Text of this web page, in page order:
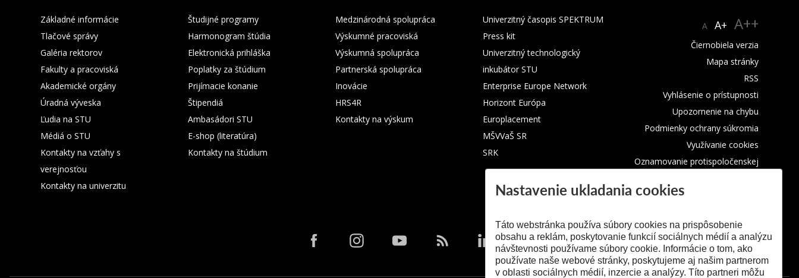
Základné informácie
Tlačové správy
Galéria rektorov
Fakulty a pracoviská
Akademické orgány
Úradná výveska
Ľudia na STU
Médiá o STU
Kontakty na vzťahy s
verejnosťou
Kontakty na univerzitu
Študijné programy
Harmonogram štúdia
Elektronická prihláška
Poplatky za štúdium
Prijímacie konanie
Štipendiá
Ambasádori STU
E-shop (literatúra)
Kontakty na štúdium
Medzinárodná spolupráca
Výskumné pracoviská
Výskumná spolupráca
Partnerská spolupráca
Inovácie
HRS4R
Kontakty na výskum
Univerzitný časopis SPEKTRUM
Press kit
Univerzitný technologický
inkubátor STU
Enterprise Europe Network
Horizont Európa
Europlacement
MŠVVaŠ SR
SRK
A A+ A++
Čiernobiela verzia
Mapa stránky
RSS
Vyhlásenie o prístupnosti
Upozornenie na chybu
Podmienky ochrany súkromia
Využívanie cookies
Oznamovanie protispoločenskej
Nastavenie ukladania cookies
Táto webstránka používa súbory cookies na prispôsobenie
obsahu a reklám, poskytovanie funkcií sociálnych médií a analýzu
návštevnosti používame súbory cookie. Informácie o tom, ako
používate naše webové stránky, poskytujeme aj našim partnerom
v oblasti sociálnych médií, inzercie a analýzy. Títo partneri môžu